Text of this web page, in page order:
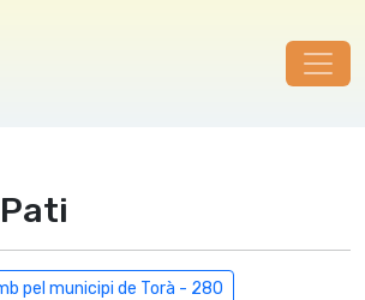
pel municipi de Torà - 280